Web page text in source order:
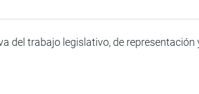
del trabajo legislativo, de representación